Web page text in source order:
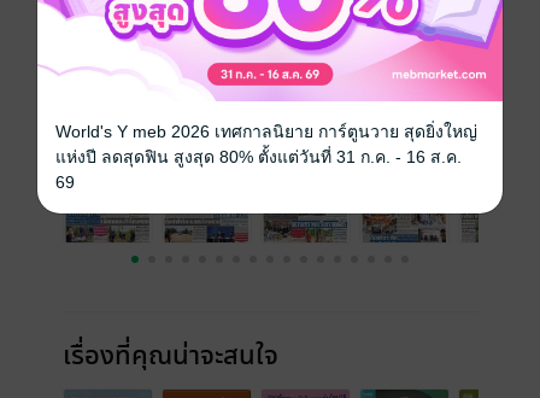
ราคาปก 10 บาท
ฉบับย้อนหลัง ดูทั้งหมด
เรื่องที่คุณน่าจะสนใจ
World's Y meb 2026 เทศกาลนิยาย การ์ตูนวาย สุดยิ่งใหญ่
แห่งปี ลดสุดฟิน สูงสุด 80% ตั้งแต่วันที่ 31 ก.ค. - 16 ส.ค.
69